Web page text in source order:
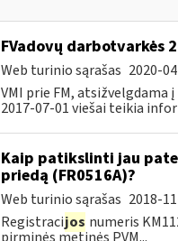
FVadovų darbotvarkės
Web turinio sąrašas 2020-
VMI prie FM,
2017-07-01 viešai teikia
Kaip patikslinti jau
priedą (FR0516A)?
Web turinio sąrašas 2018-
Registracijos numeris